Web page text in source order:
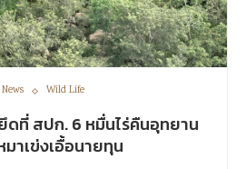
News Wild Life
ที่ สปก. 6 หมื่นไร่คืนอุทยาน
มาเข่งเอื้อนายทุน